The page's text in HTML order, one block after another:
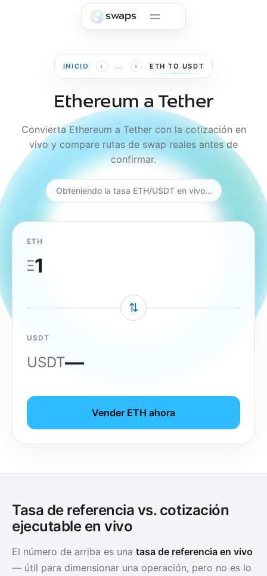
swaps
INICIO › ... › ETH TO USDT
Ethereum a Tether
Convierta Ethereum a Tether con la cotización en
vivo y compare rutas de swap reales antes de
confirmar.
Obteniendo la tasa ETH/USDT en vivo…
ETH
Ξ
⇅
USDT
USDT—
Vender ETH ahora
Tasa de referencia vs. cotización
ejecutable en vivo
El número de arriba es una tasa de referencia en vivo
— útil para dimensionar una operación, pero no es lo